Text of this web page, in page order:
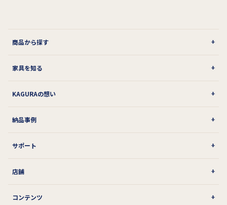
商品から探す
家具を知る
KAGURAの想い
納品事例
サポート
店舗
コンテンツ